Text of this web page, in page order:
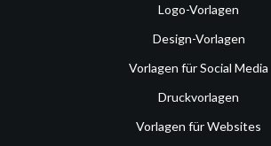
Logo-Vorlagen
Design-Vorlagen
Vorlagen für Social Media
Druckvorlagen
Vorlagen für Websites